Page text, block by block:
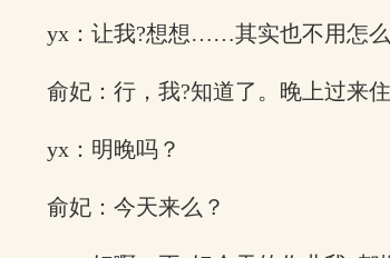
yx：让我?想想……其实也不用怎么
俞妃：行，我?知道了。晚上过来
yx：明晚吗？
俞妃：今天来么？